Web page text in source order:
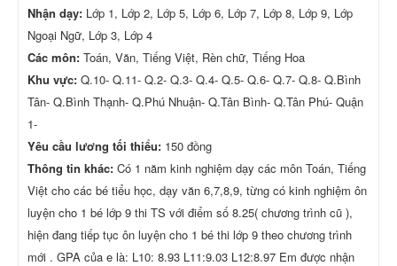
Nhận dạy: Lớp 1, Lớp 2, Lớp 5, Lớp 6, Lớp 7, Lớp 8, Lớp 9, Lớp
Ngoại Ngữ, Lớp 3, Lớp 4
Các môn: Toán, Văn, Tiếng Việt, Rèn chữ, Tiếng Hoa
Khu vực: Q.10- Q.11- Q.2- Q.3- Q.4- Q.5- Q.6- Q.7- Q.8- Q.Bình
Tân- Q.Bình Thạnh- Q.Phú Nhuận- Q.Tân Bình- Q.Tân Phú- Quận
1-
Yêu cầu lương tối thiểu: 150 đồng
Thông tin khác: Có 1 năm kinh nghiệm dạy các môn Toán, Tiếng
Việt cho các bé tiểu học, dạy văn 6,7,8,9, từng có kinh nghiệm ôn
luyện cho 1 bé lớp 9 thi TS với điểm số 8.25( chương trình cũ ),
hiện đang tiếp tục ôn luyện cho 1 bé thi lớp 9 theo chương trình
mới . GPA của e là: L10: 8.93 L11:9.03 L12:8.97 Em được nhận